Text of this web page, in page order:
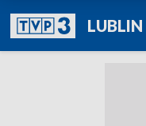
LUBLIN
TVP